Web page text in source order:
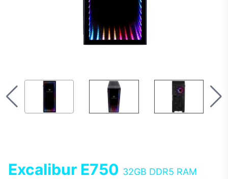
Excalibur E750 32GB DDR5 RAM